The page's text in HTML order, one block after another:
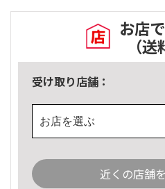
お店
（
受け取り店舗：
お店を選ぶ
近くの店舗